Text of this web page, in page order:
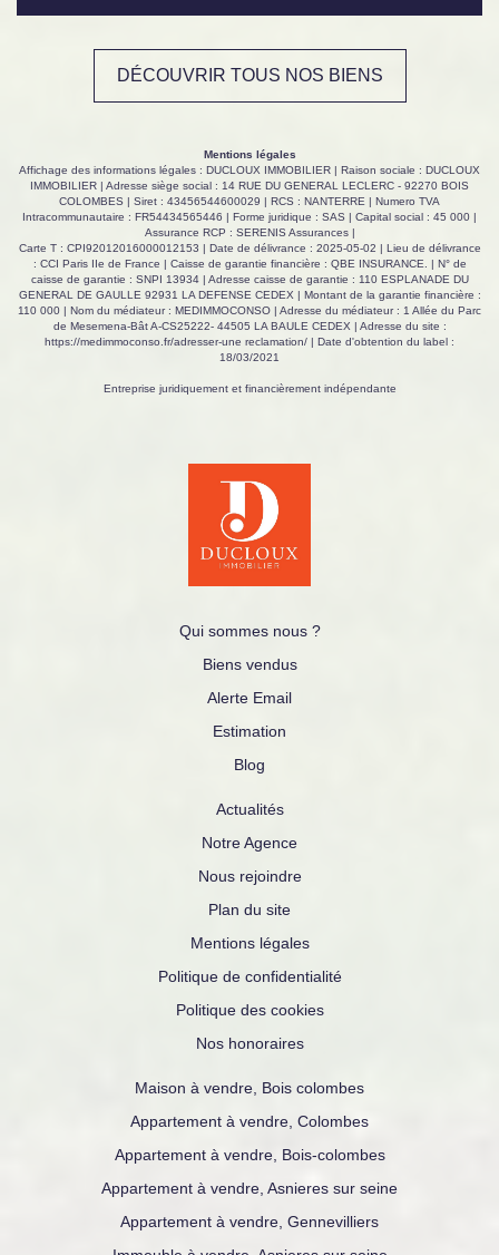
DÉCOUVRIR TOUS NOS BIENS
Mentions légales
Affichage des informations légales : DUCLOUX IMMOBILIER | Raison sociale : DUCLOUX
IMMOBILIER | Adresse siège social : 14 RUE DU GENERAL LECLERC - 92270 BOIS
COLOMBES | Siret : 43456544600029 | RCS : NANTERRE | Numero TVA
Intracommunautaire : FR54434565446 | Forme juridique : SAS | Capital social : 45 000 |
Assurance RCP : SERENIS Assurances |
Carte T : CPI92012016000012153 | Date de délivrance : 2025-05-02 | Lieu de délivrance
: CCI Paris IIe de France | Caisse de garantie financière : QBE INSURANCE. | N° de
caisse de garantie : SNPI 13934 | Adresse caisse de garantie : 110 ESPLANADE DU
GENERAL DE GAULLE 92931 LA DEFENSE CEDEX | Montant de la garantie financière :
110 000 | Nom du médiateur : MEDIMMOCONSO | Adresse du médiateur : 1 Allée du Parc
de Mesemena-Bât A-CS25222- 44505 LA BAULE CEDEX | Adresse du site :
https://medimmoconso.fr/adresser-une reclamation/ | Date d'obtention du label :
18/03/2021
Entreprise juridiquement et financièrement indépendante
Qui sommes nous ?
Biens vendus
Alerte Email
Estimation
Blog
Actualités
Notre Agence
Nous rejoindre
Plan du site
Mentions légales
Politique de confidentialité
Politique des cookies
Nos honoraires
Maison à vendre, Bois colombes
Appartement à vendre, Colombes
Appartement à vendre, Bois-colombes
Appartement à vendre, Asnieres sur seine
Appartement à vendre, Gennevilliers